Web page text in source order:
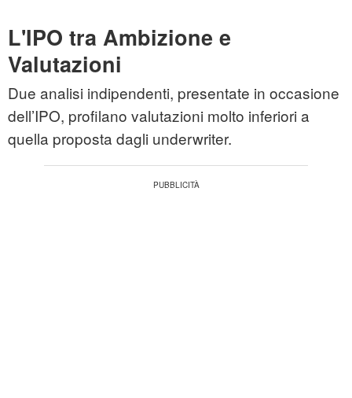
L'IPO tra Ambizione e
Valutazioni
Due analisi indipendenti, presentate in occasione
dell’IPO, profilano valutazioni molto inferiori a
quella proposta dagli underwriter.